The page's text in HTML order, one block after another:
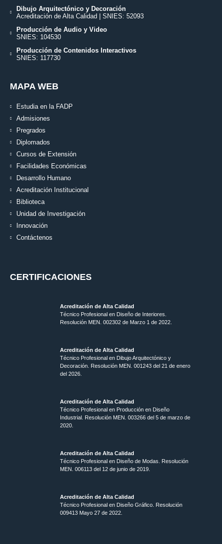
Dibujo Arquitectónico y Decoración
Acreditación de Alta Calidad | SNIES: 52093
Producción de Audio y Video
SNIES: 104530
Producción de Contenidos Interactivos
SNIES: 117730
MAPA WEB
Estudia en la FADP
Admisiones
Pregrados
Diplomados
Cursos de Extensión
Facilidades Económicas
Desarrollo Humano
Acreditación Institucional
Biblioteca
Unidad de Investigación
Innovación
Contáctenos
CERTIFICACIONES
Acreditación de Alta Calidad
Técnico Profesional en Diseño de Interiores.
Resolución MEN. 002302 de Marzo 1 de 2022.
Acreditación de Alta Calidad
Técnico Profesional en Dibujo Arquitectónico y
Decoración. Resolución MEN. 001243 del 21 de enero
del 2026.
Acreditación de Alta Calidad
Técnico Profesional en Producción en Diseño
Industrial. Resolución MEN. 003266 del 5 de marzo de
2020.
Acreditación de Alta Calidad
Técnico Profesional en Diseño de Modas. Resolución
MEN. 006113 del 12 de junio de 2019.
Acreditación de Alta Calidad
Técnico Profesional en Diseño Gráfico. Resolución
009413 Mayo 27 de 2022.